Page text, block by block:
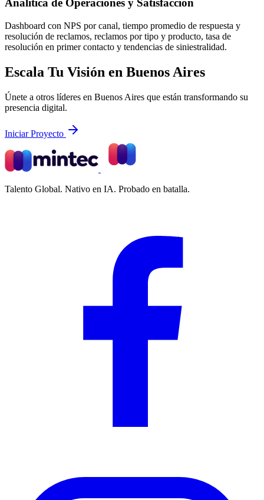
Analítica de Operaciones y Satisfacción
Dashboard con NPS por canal, tiempo promedio de respuesta y
resolución de reclamos, reclamos por tipo y producto, tasa de
resolución en primer contacto y tendencias de siniestralidad.
Escala Tu Visión en Buenos Aires
Únete a otros líderes en Buenos Aires que están transformando su
presencia digital.
Iniciar Proyecto
Talento Global. Nativo en IA. Probado en batalla.